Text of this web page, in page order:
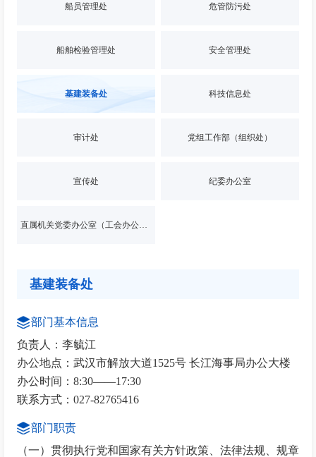
船员管理处 危管防污处
船舶检验管理处 安全管理处
基建装备处 科技信息处
审计处 党组工作部（组织处）
宣传处 纪委办公室
直属机关党委办公室（工会办公室）
基建装备处
部门基本信息
负责人：李毓江
办公地点：武汉市解放大道1525号 长江海事局办公大楼
办公时间：8:30——17:30
联系方式：027-82765416
部门职责
（一）贯彻执行党和国家有关方针政策、法律法规、规章